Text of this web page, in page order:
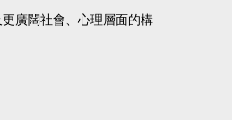
廣闊社會、心理層面的構